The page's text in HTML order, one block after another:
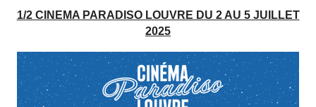
1/2 CINEMA PARADISO LOUVRE DU 2 AU 5 JUILLET
2025